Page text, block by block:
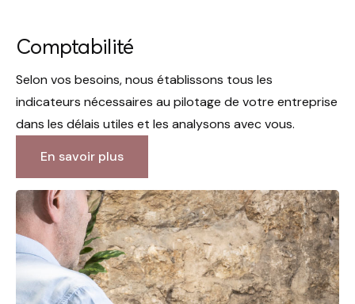
Comptabilité
Selon vos besoins, nous établissons tous les
indicateurs nécessaires au pilotage de votre entreprise
dans les délais utiles et les analysons avec vous.
En savoir plus